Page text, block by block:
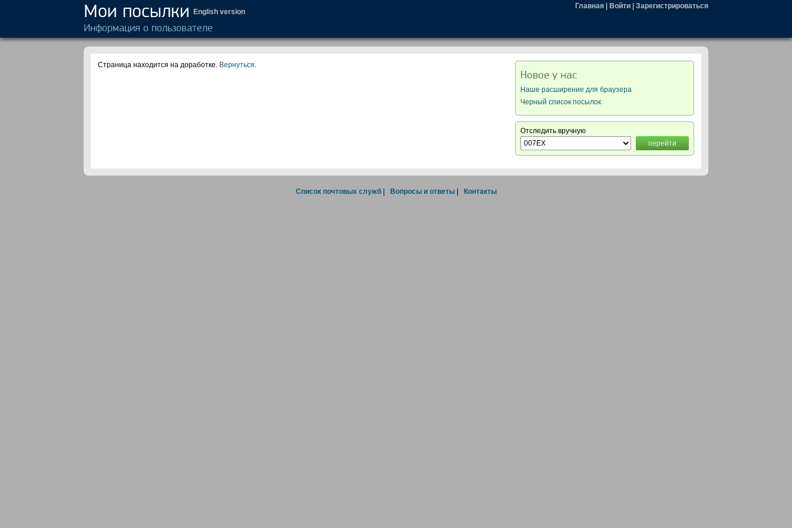
Мои посылки English version
Информация о пользователе
Главная Войти Зарегистрироваться
Страница находится на доработке. Вернуться.
Новое у нас
Наше расширение для браузера
Черный список посылок
Отследить вручную
Список почтовых служб| Вопросы и ответы| Контакты